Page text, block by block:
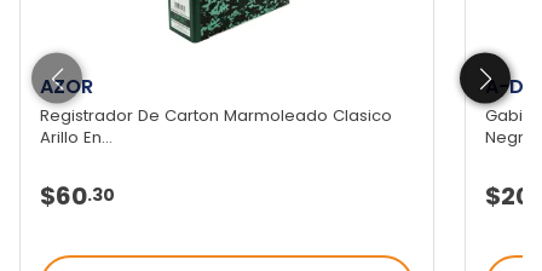
AZOR
Registrador De Carton Marmoleado Clasico
Arillo En...
$60.30
A-
Negro